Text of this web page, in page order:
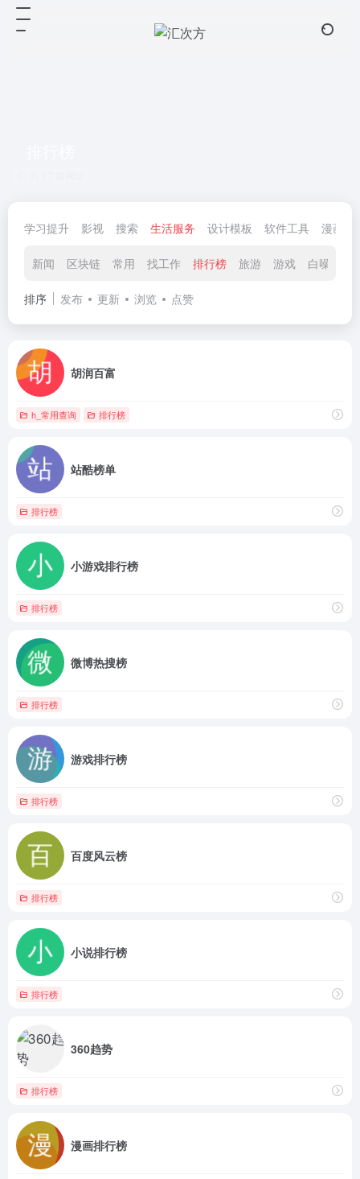
学习提升 影视 搜索 生活服务 设计模板 软件工具 漫画小
新闻 区块链 常用 找工作 排行榜 旅游 游戏 白噪音
排序 发布 更新 浏览 点赞
胡润百富
h_常用查询 排行榜
站酷榜单
排行榜
小游戏排行榜
排行榜
微博热搜榜
排行榜
游戏排行榜
排行榜
百度风云榜
排行榜
小说排行榜
排行榜
360趋势
排行榜
漫画排行榜